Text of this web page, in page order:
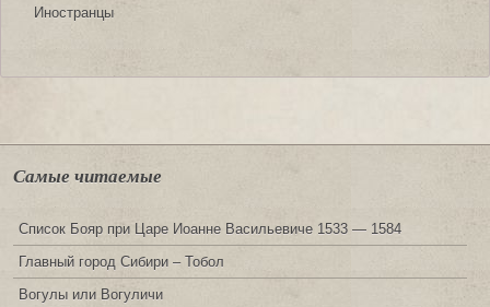
Иностранцы
Самые читаемые
Список Бояр при Царе Иоанне Васильевиче 1533 — 1584
Главный город Сибири – Тобол
Вогулы или Вогуличи